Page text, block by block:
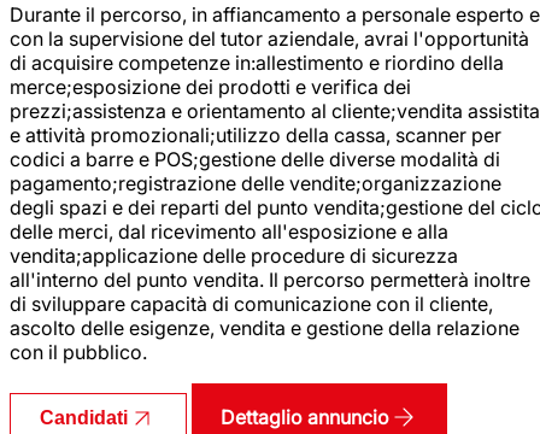
Durante il percorso, in affiancamento a personale esperto e
con la supervisione del tutor aziendale, avrai l'opportunità
di acquisire competenze in:allestimento e riordino della
merce;esposizione dei prodotti e verifica dei
prezzi;assistenza e orientamento al cliente;vendita assistita
e attività promozionali;utilizzo della cassa, scanner per
codici a barre e POS;gestione delle diverse modalità di
pagamento;registrazione delle vendite;organizzazione
degli spazi e dei reparti del punto vendita;gestione del
delle merci, dal ricevimento all'esposizione e alla
vendita;applicazione delle procedure di sicurezza
all'interno del punto vendita. Il percorso permetterà inoltre
di sviluppare capacità di comunicazione con il cliente,
ascolto delle esigenze, vendita e gestione della relazione
con il pubblico.
Candidati Dettaglio annuncio